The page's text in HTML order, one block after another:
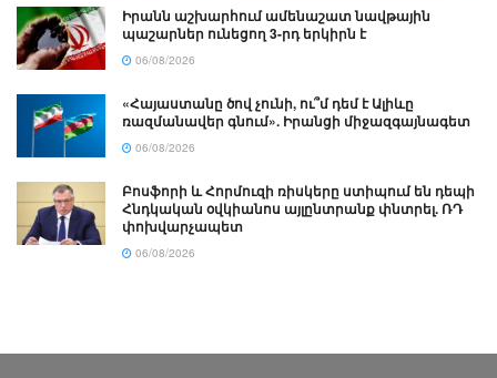
Իրանն աշխարհում ամենաշատ նավթային
պաշարներ ունեցող 3-րդ երկիրն է
06/08/2026
«Հայաստանը ծով չունի, ու՞մ դեմ է Ալիևը
ռազմանավեր գնում». Իրանցի միջազգայնագետ
06/08/2026
Բոսֆորի և Հորմուզի ռիսկերը ստիպում են դեպի
Հնդկական օվկիանոս այլընտրանք փնտրել. ՌԴ
փոխվարչապետ
06/08/2026